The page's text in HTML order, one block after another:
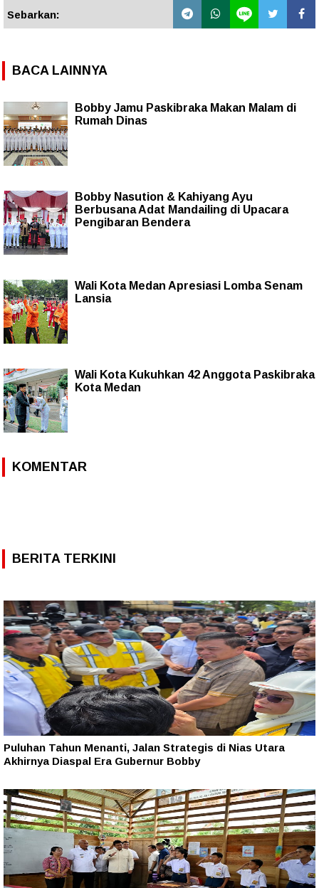
Sebarkan:
BACA LAINNYA
Bobby Jamu Paskibraka Makan Malam di
Rumah Dinas
Bobby Nasution & Kahiyang Ayu
Berbusana Adat Mandailing di Upacara
Pengibaran Bendera
Wali Kota Medan Apresiasi Lomba Senam
Lansia
Wali Kota Kukuhkan 42 Anggota Paskibraka
Kota Medan
KOMENTAR
BERITA TERKINI
Puluhan Tahun Menanti, Jalan Strategis di Nias Utara
Akhirnya Diaspal Era Gubernur Bobby